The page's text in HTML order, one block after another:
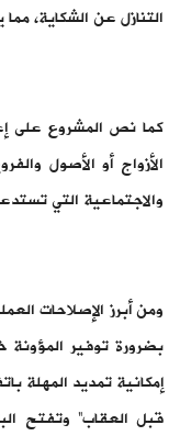
التنازل عن الشكاية،
كما نص المشروع على
الأزواج أو الأصول
والاجتماعية التي
ومن أبرز الإصلاحات
إمكانية تمديد المهلة
قبل العقاب” وتفتح